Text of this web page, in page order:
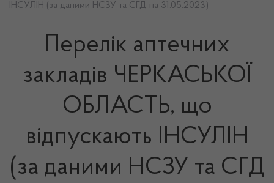
ІНСУЛІН (за даними НСЗУ та СГД на 31.05.2023)
Перелік аптечних
закладів ЧЕРКАСЬКОЇ
ОБЛАСТЬ, що
відпускають ІНСУЛІН
(за даними НСЗУ та СГД